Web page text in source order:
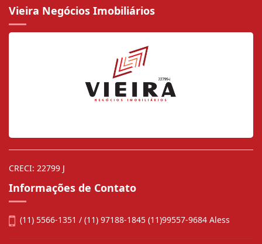
Vieira Negócios Imobiliários
CRECI: 22799 J
Informações de Contato
(11) 5566-1351 / (11) 97188-1845 (11)99557-9684 Aless